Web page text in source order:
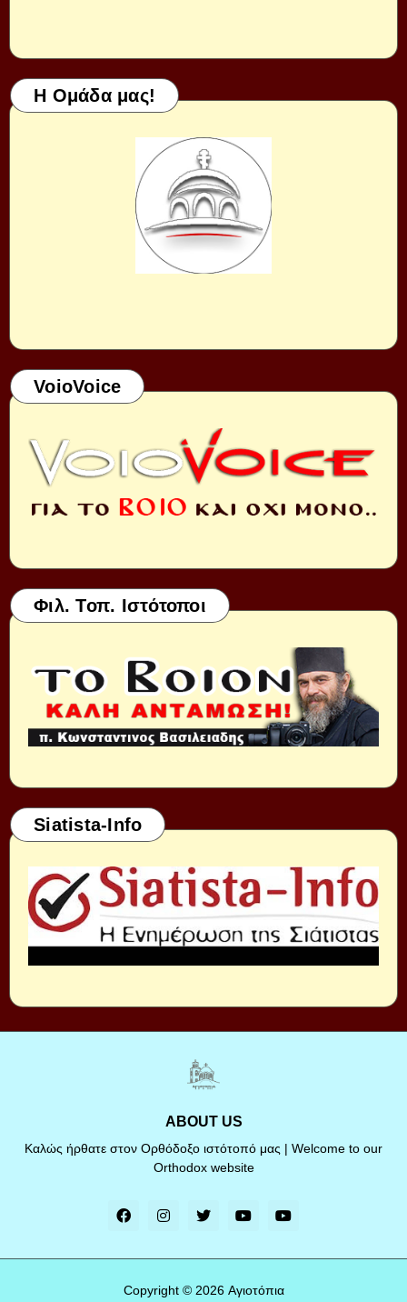
Η Ομάδα μας!
VoioVoice
Φιλ. Τοπ. Ιστότοποι
Siatista-Info
ABOUT US
Καλώς ήρθατε στον Ορθόδοξο ιστότοπό μας | Welcome to our
Orthodox website
Copyright © 2026 Αγιοτόπια